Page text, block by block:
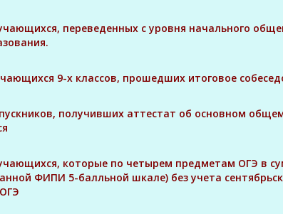
переведенных с уровня начального
9-х классов, прошедших итоговое
получивших аттестат об основном
которые по четырем предметам ОГЭ в
ФИПИ 5-балльной шкале) без учета